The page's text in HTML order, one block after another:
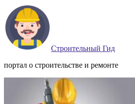
Строительный Гид
портал о строительстве и ремонте